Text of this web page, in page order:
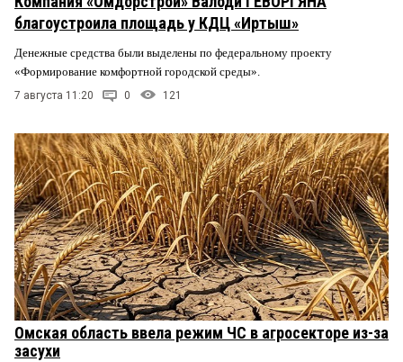
благоустроила площадь у КДЦ «Иртыш»
Денежные средства были выделены по федеральному проекту
«Формирование комфортной городской среды».
7 августа 11:20 0 121
Омская область ввела режим ЧС в агросекторе из-за
засухи